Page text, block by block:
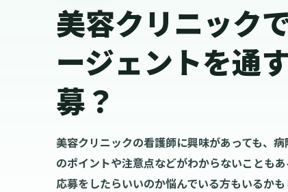
美容クリニック
ージェントを通
募？
美容クリニックの看護師に興味があっても、
のポイントや注意点などがわからないことも
応募をしたらいいのか悩んでいる方もいるか